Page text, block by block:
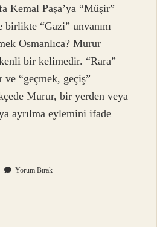
Kemal Paşa’ya “Müşir”
“Gazi” unvanını
Osmanlıca? Murur
bir kelimedir. “Rara”
“geçmek, geçiş”
Murur, bir yerden veya
ayrılma eylemini ifade
Yorum Bırak